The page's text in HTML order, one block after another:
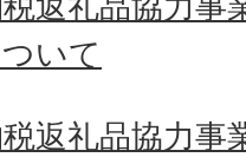
いて
返礼品協力事